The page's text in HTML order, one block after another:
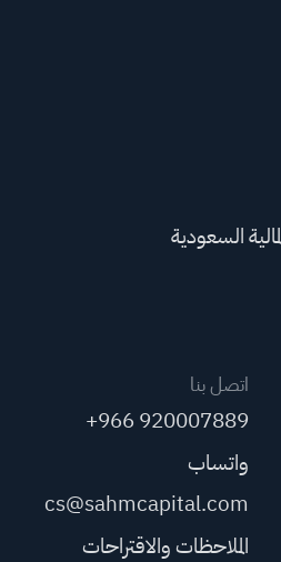
السعودية
اتصل بنا
+966 920007889
واتساب
cs@sahmcapital.com
الملاحظات والاقتراحات